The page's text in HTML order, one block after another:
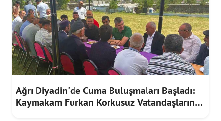
Ağrı Diyadin'de Cuma Buluşmaları Başladı:
Kaymakam Furkan Korkusuz Vatandaşların